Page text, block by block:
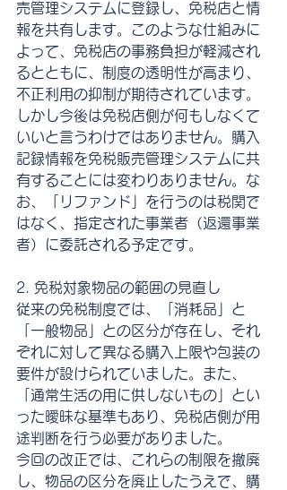
売管理システムに登録し、免税店と情
報を共有します。このような仕組みに
よって、免税店の事務負担が軽減され
るとともに、制度の透明性が高まり、
不正利用の抑制が期待されています。
しかし今後は免税店側が何もしなくて
いいと言うわけではありません。購入
記録情報を免税販売管理システムに共
有することには変わりありません。な
お、「リファンド」を行うのは税関で
はなく、指定された事業者（返還事業
者）に委託される予定です。
2. 免税対象物品の範囲の見直し
従来の免税制度では、「消耗品」と
「一般物品」との区分が存在し、それ
ぞれに対して異なる購入上限や包装の
要件が設けられていました。また、
「通常生活の用に供しないもの」とい
った曖昧な基準もあり、免税店側が用
途判断を行う必要がありました。
今回の改正では、これらの制限を撤廃
し、物品の区分を廃止したうえで、購